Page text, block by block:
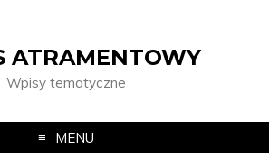
ATRAMENTOWY
Wpisy tematyczne
MENU